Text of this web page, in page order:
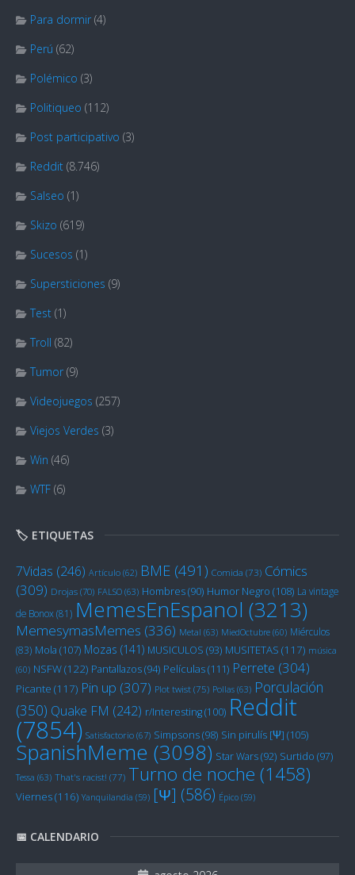
Para dormir (4)
Perú (62)
Polémico (3)
Politiqueo (112)
Post participativo (3)
Reddit (8.746)
Salseo (1)
Skizo (619)
Sucesos (1)
Supersticiones (9)
Test (1)
Troll (82)
Tumor (9)
Videojuegos (257)
Viejos Verdes (3)
Win (46)
WTF (6)
🏷️ ETIQUETAS
7Vidas (246) Artículo (62) BME (491) Comida (73) Cómics
(309) Drojas (70) FALSO (63) Hombres(90) Humor Negro (108) La vintage
de Bonox(81) MemesEnEspanol (3213)
MemesymasMemes (336) Metal (63) MiedOctubre (60) Miérculos
(83) Mola (107) Mozas (141) MUSICULOS (93) MUSITETAS (117) música
(60) NSFW(122) Pantallazos(94) Películas(111) Perrete (304)
Picante (117) Pin up (307) Plot twist (75) Pollas (63) Porculación
(350) Quake FM (242) r/Interesting(100) Reddit
(7854) Satisfactorio (67) Simpsons(98) Sin pirulís [Ψ] (105)
SpanishMeme (3098) Star Wars(92) Surtido (97)
Tessa (63) That's racist! (77) Turno de noche (1458)
Viernes(116) Yanquilandia (59) [Ψ] (586) Épico (59)
📅 CALENDARIO